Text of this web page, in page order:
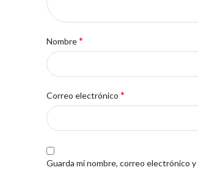
Nombre*
Correo electrónico *
Guarda mi nombre, correo electrónico